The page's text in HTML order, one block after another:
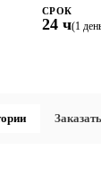
СРОК
24 ч(1